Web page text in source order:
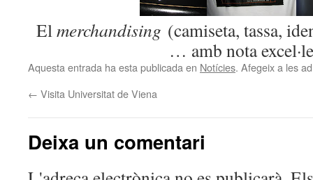
Elmerchandising (camiseta, tassa,
… amb nota
Aquesta entrada ha esta publicada en Notícies. Afegeix a les
← Visita Universitat de Viena
Deixa un comentari